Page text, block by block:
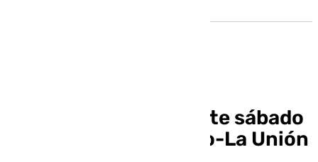
101TV retransmite este sábado
el Atlético Malagueño-La Unión